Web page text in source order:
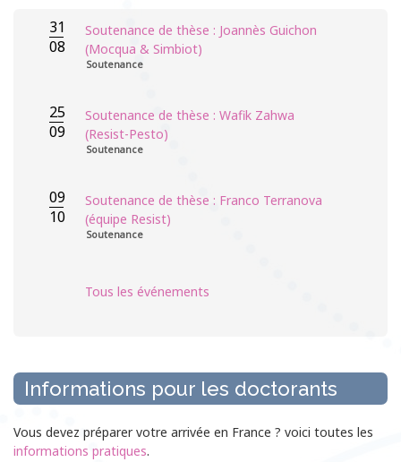
31
08
Soutenance de thèse : Joannès Guichon
(Mocqua & Simbiot)
Soutenance
25
09
Soutenance de thèse : Wafik Zahwa
(Resist-Pesto)
Soutenance
09
10
Soutenance de thèse : Franco Terranova
(équipe Resist)
Soutenance
Tous les événements
Informations pour les doctorants
Vous devez préparer votre arrivée en France ? voici toutes les
informations pratiques.